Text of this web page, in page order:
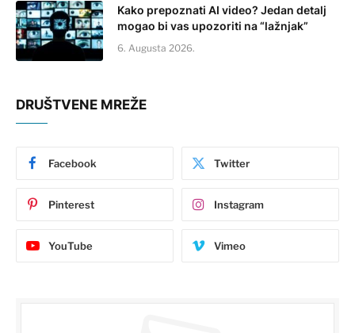
Kako prepoznati AI video? Jedan detalj
mogao bi vas upozoriti na “lažnjak”
6. Augusta 2026.
DRUŠTVENE MREŽE
Facebook Twitter
Pinterest Instagram
YouTube Vimeo